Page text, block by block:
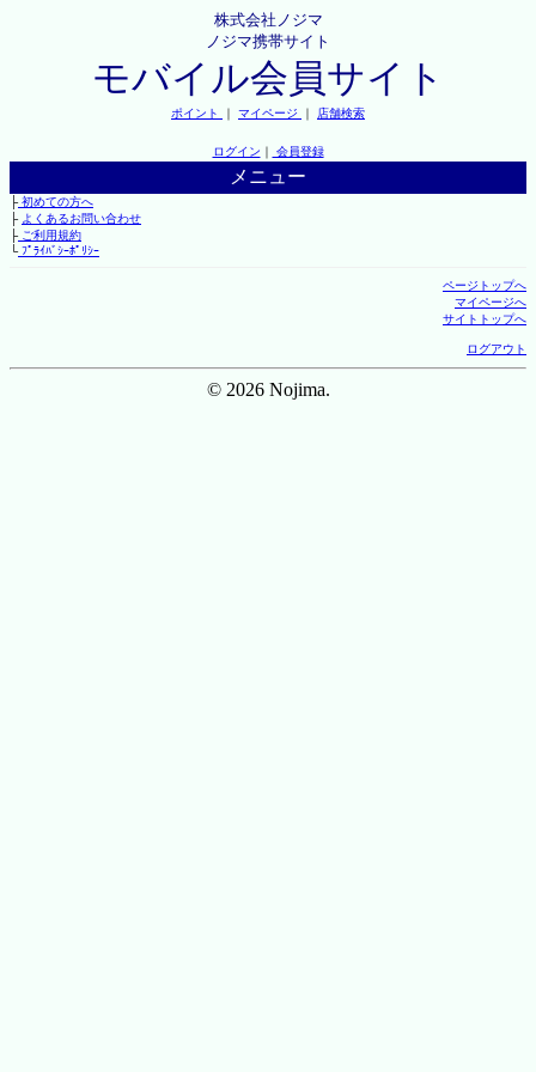
株式会社ノジマ
ノジマ携帯サイト
モバイル会員サイト
ポイント ｜ マイページ ｜ 店舗検索
ログイン ｜ 会員登録
メニュー
├初めての方へ
├ よくあるお問い合わせ
├ご利用規約
└ﾌﾟﾗｲﾊﾞｼｰﾎﾟﾘｼｰ
ページトップへ
マイページへ
サイトトップへ
ログアウト
© 2026 Nojima.